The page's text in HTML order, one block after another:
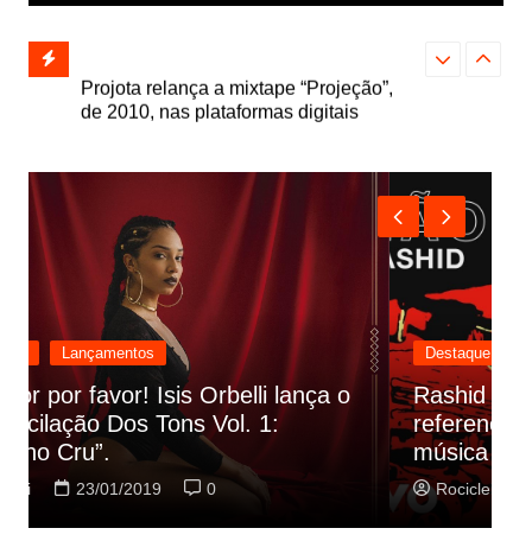
e abre
autoral,
de 2010, nas plataformas digitais
Farofa
Destaque Lançamentos
Rashid vai buscar nos HQs as
referencias do clipe de sua nova
música
Rociclei 22/01/2019